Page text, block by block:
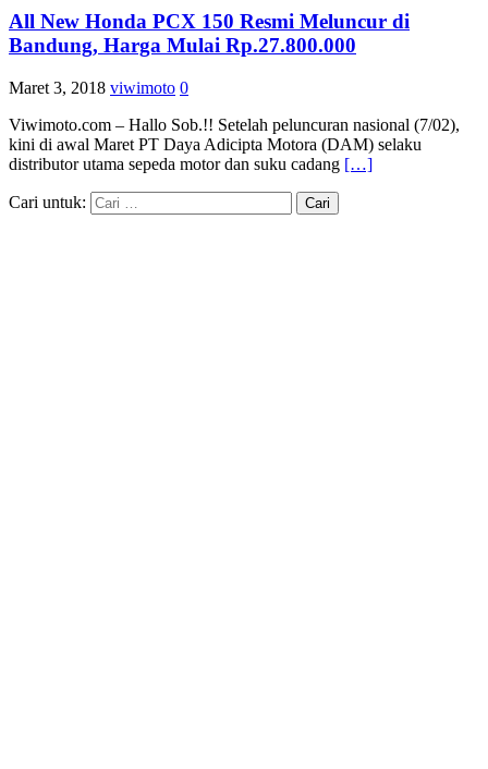
All New Honda PCX 150 Resmi Meluncur di
Bandung, Harga Mulai Rp.27.800.000
Maret 3, 2018 viwimoto 0
​Viwimoto.com – Hallo Sob.!! Setelah peluncuran nasional (7/02),
kini di awal Maret PT Daya Adicipta Motora (DAM) selaku
distributor utama sepeda motor dan suku cadang […]
Cari untuk: